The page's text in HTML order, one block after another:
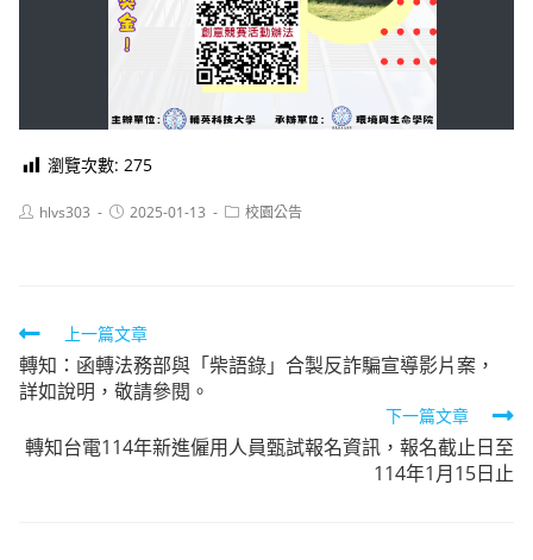
瀏覽次數: 275
Posthlvs303
Post2025-01-13
Post校園公告
Read
more
articles
上一篇文章
轉知：函轉法務部與「柴語錄」合製反詐騙宣導影片案，
詳如說明，敬請參閱。
下一篇文章
轉知台電114年新進僱用人員甄試報名資訊，報名截止日至
114年1月15日止